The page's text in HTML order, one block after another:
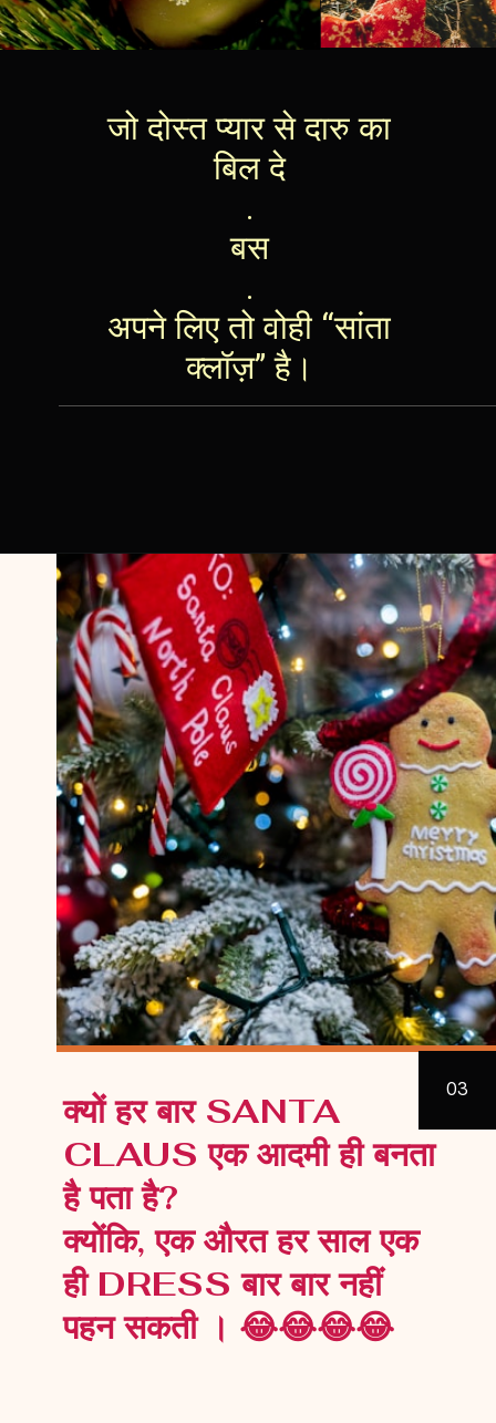
जो दोस्त प्यार से दारु का
बिल दे
.
बस
.
अपने लिए तो वोही “सांता
क्लॉज़” है।
03
क्यों हर बार SANTA
CLAUS एक आदमी ही बनता
है पता है?
क्योंकि, एक औरत हर साल एक
ही DRESS बार बार नहीं
पहन सकती । 😂😂😂😂